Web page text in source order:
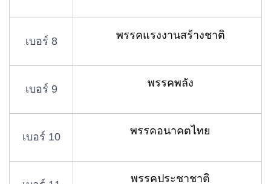
เบอร์ 8 พรรคแรงงานสร้างชาติ
เบอร์ 9 พรรคพลัง
เบอร์ 10 พรรคอนาคตไทย
พรรคประชาชาติ